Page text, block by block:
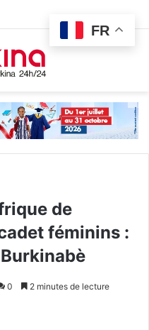
de
féminins :
0 2 minutes de lecture
FR